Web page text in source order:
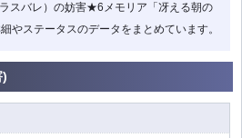
スバレ）の妨害★6メモリア「冴える朝の
やステータスのデータをまとめています。
)